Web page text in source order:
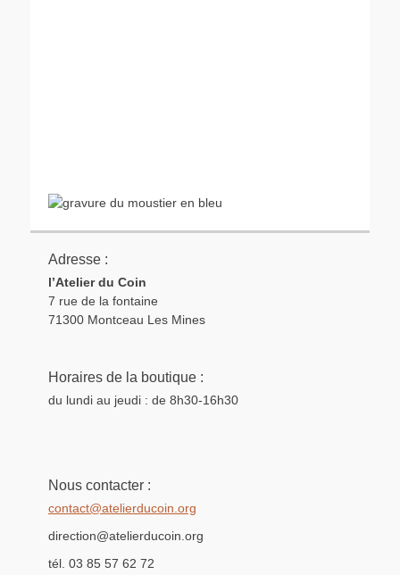
Adresse :
l’Atelier du Coin
7 rue de la fontaine
71300 Montceau Les Mines
Horaires de la boutique :
du lundi au jeudi : de 8h30-16h30
Nous contacter :
contact@atelierducoin.org
direction@atelierducoin.org
tél. 03 85 57 62 72